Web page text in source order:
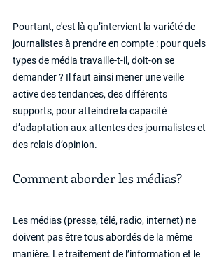
Pourtant, c'est là qu’intervient la variété de
journalistes à prendre en compte : pour quels
types de média travaille-t-il, doit-on se
demander ? Il faut ainsi mener une veille
active des tendances, des différents
supports, pour atteindre la capacité
d’adaptation aux attentes des journalistes et
des relais d’opinion.
Comment aborder les médias?
Les médias (presse, télé, radio, internet) ne
doivent pas être tous abordés de la même
manière. Le traitement de l’information et le